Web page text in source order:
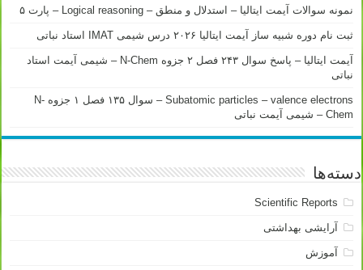
نمونه سوالات آیمت ایتالیا – استدلال و منطق – Logical reasoning – پارت ۵
ثبت نام دوره شبیه ساز آیمت ایتالیا ۲۰۲۶ درس شیمی IMAT استاد نباتی
آیمت ایتالیا – پاسخ سوال ۲۴۳ فصل ۲ جزوه N-Chem – شیمی آیمت استاد
نباتی
Subatomic particles – valence electrons – سوال ۱۳۵ فصل ۱ جزوه N-
Chem – شیمی آیمت نباتی
دسته‌ها
Scientific Reports
آرایشی بهداشتی
آموزش